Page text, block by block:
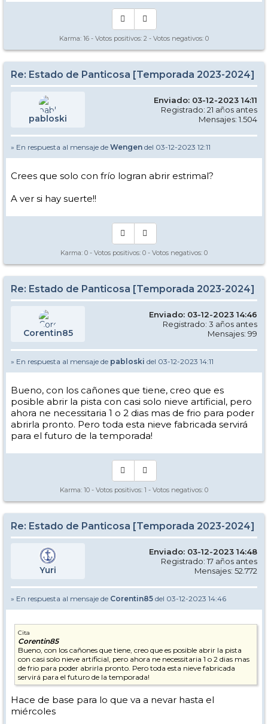
Karma: 16 - Votos positivos: 2 - Votos negativos: 0
Re: Estado de Panticosa [Temporada 2023-2024]
pabloski
Enviado: 03-12-2023 14:11
Registrado: 21 años antes
Mensajes: 1.504
» En respuesta al mensaje de Wengen del 03-12-2023 12:11
Crees que solo con frío logran abrir estrimal?
A ver si hay suerte!!
Karma: 0 - Votos positivos: 0 - Votos negativos: 0
Re: Estado de Panticosa [Temporada 2023-2024]
Corentin85
Enviado: 03-12-2023 14:46
Registrado: 3 años antes
Mensajes: 99
» En respuesta al mensaje de pabloski del 03-12-2023 14:11
Bueno, con los cañones que tiene, creo que es
posible abrir la pista con casi solo nieve artificial, pero
ahora ne necessitaria 1 o 2 dias mas de frio para poder
abrirla pronto. Pero toda esta nieve fabricada servirá
para el futuro de la temporada!
Karma: 10 - Votos positivos: 1 - Votos negativos: 0
Re: Estado de Panticosa [Temporada 2023-2024]
Yuri
Enviado: 03-12-2023 14:48
Registrado: 17 años antes
Mensajes: 52.772
» En respuesta al mensaje de Corentin85 del 03-12-2023 14:46
Cita
Corentin85
Bueno, con los cañones que tiene, creo que es posible abrir la pista
con casi solo nieve artificial, pero ahora ne necessitaria 1 o 2 dias mas
de frio para poder abrirla pronto. Pero toda esta nieve fabricada
servirá para el futuro de la temporada!
Hace de base para lo que va a nevar hasta el
miércoles